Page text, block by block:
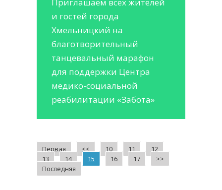
и гостей города
Хмельницкий на
благотворительный
танцевальный марафон
для поддержки Центра
медико-социальной
реабилитации «Забота»
Первая << 10 11
12
13
14 15 16 17
>>
Последняя